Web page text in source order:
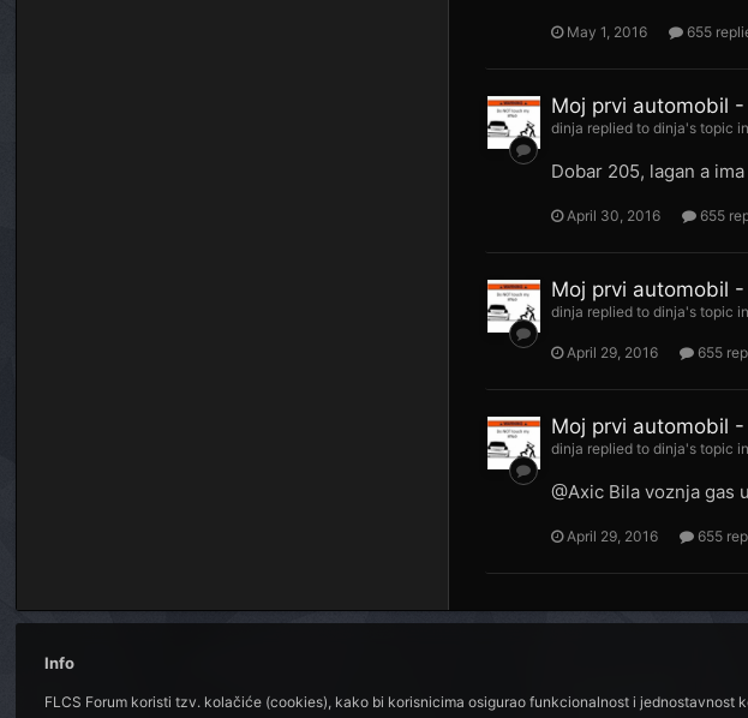
May 1, 2016 655
Moj prvi automobil
dinja replied todinja's topic in
Dobar 205, lagan a
April 30, 2016 655
Moj prvi automobil
dinja replied todinja's topic in
April 29, 2016 655
Moj prvi automobil
dinja replied todinja's topic in
@Axic Bila voznja gas
April 29, 2016 655
Info
FLCS Forum koristi tzv. kolačiće (cookies), kako bi korisnicima osigurao funkcionalnost i